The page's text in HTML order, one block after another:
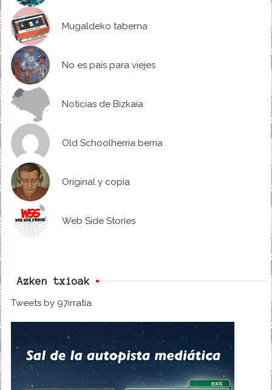
Mugaldeko taberna
No es país para viejes
Noticias de Bizkaia
Old Schoolherria berria
Original y copia
Web Side Stories
Azken txioak
Tweets by 97irratia